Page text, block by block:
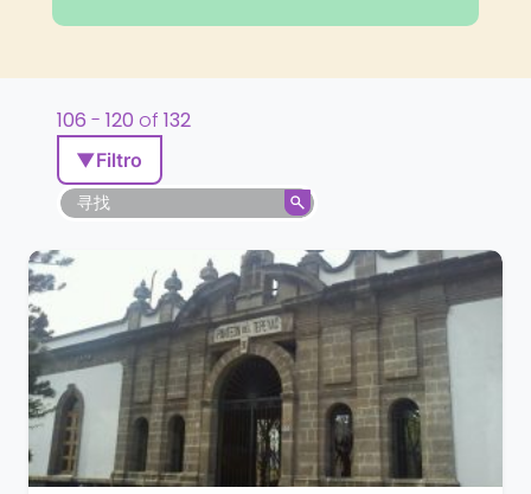
106 - 120 of 132
▼Filtro